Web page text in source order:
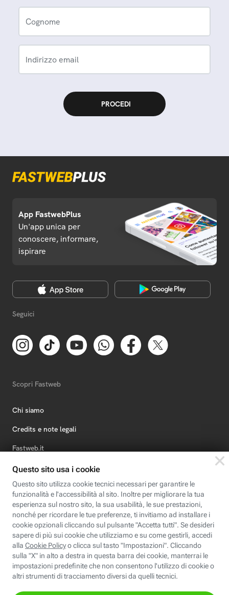
Cognome
Indirizzo email
App FastwebPlus
Un'app unica per
conoscere, informare,
ispirare
Seguici
Scopri Fastweb
Chi siamo
Credits e note legali
Fastweb.it
Formazione
Fastweb Digital Academy
STEP FuturAbility District
Insieme, siamo futuro